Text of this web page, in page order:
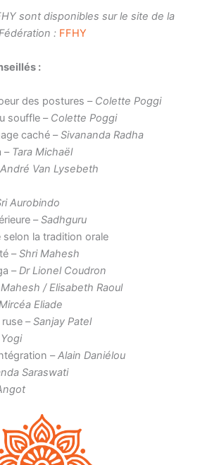
sont disponibles sur le site de la
: FFHY
:
des postures – Colette Poggi
souffle – Colette Poggi
caché –Sivananda Radha
– Tara Michaël
André Van Lysebeth
Aurobindo
–Sadhguru
selon la tradition orale
–Shri Mahesh
–Dr Lionel Coudron
/ Elisabeth Raoul
Eliade
–Sanjay Patel
–Alain Daniélou
Saraswati